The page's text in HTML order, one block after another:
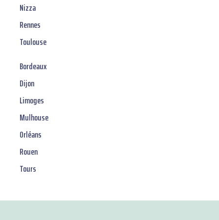
Nizza
Rennes
Toulouse
Bordeaux
Dijon
Limoges
Mulhouse
Orléans
Rouen
Tours